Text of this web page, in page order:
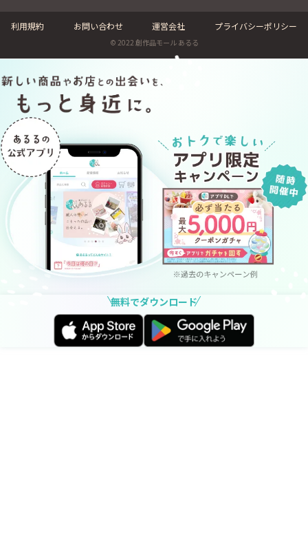
利用規約 お問い合わせ 運営会社 プライバシーポリシー
© 2022 創作品モール あるる
無料でダウンロード